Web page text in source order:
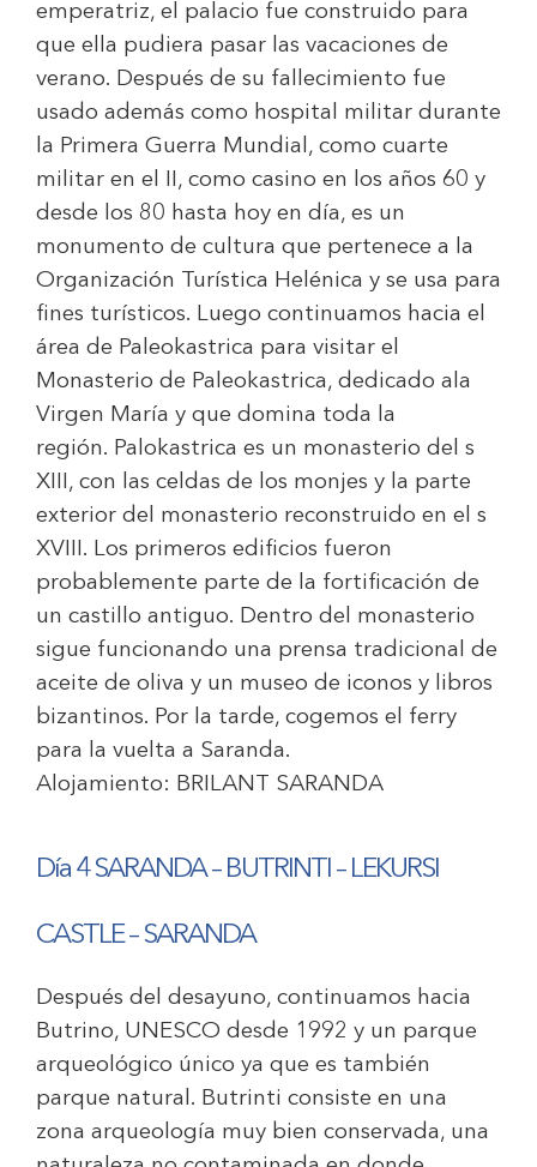
emperatriz, el palacio fue construido para
que ella pudiera pasar las vacaciones de
verano. Después de su fallecimiento fue
usado además como hospital militar durante
la Primera Guerra Mundial, como cuarte
militar en el II, como casino en los años 60 y
desde los 80 hasta hoy en día, es un
monumento de cultura que pertenece a la
Organización Turística Helénica y se usa para
fines turísticos. Luego continuamos hacia el
área de Paleokastrica para visitar el
Monasterio de Paleokastrica, dedicado ala
Virgen María y que domina toda la
región. Palokastrica es un monasterio del s
XIII, con las celdas de los monjes y la parte
exterior del monasterio reconstruido en el s
XVIII. Los primeros edificios fueron
probablemente parte de la fortificación de
un castillo antiguo. Dentro del monasterio
sigue funcionando una prensa tradicional de
aceite de oliva y un museo de iconos y libros
bizantinos. Por la tarde, cogemos el ferry
para la vuelta a Saranda.
Alojamiento: BRILANT SARANDA
Día 4 SARANDA – BUTRINTI – LEKURSI
CASTLE – SARANDA
Después del desayuno, continuamos hacia
Butrino, UNESCO desde 1992 y un parque
arqueológico único ya que es también
parque natural. Butrinti consiste en una
zona arqueología muy bien conservada, una